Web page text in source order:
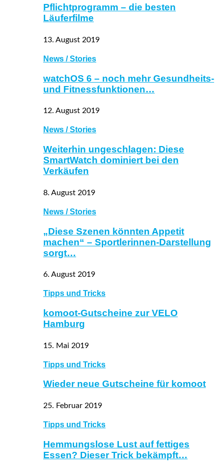
Pflichtprogramm – die besten
Läuferfilme
13. August 2019
News / Stories
watchOS 6 – noch mehr Gesundheits-
und Fitnessfunktionen…
12. August 2019
News / Stories
Weiterhin ungeschlagen: Diese
SmartWatch dominiert bei den
Verkäufen
8. August 2019
News / Stories
„Diese Szenen könnten Appetit
machen“ – Sportlerinnen-Darstellung
sorgt…
6. August 2019
Tipps und Tricks
komoot-Gutscheine zur VELO
Hamburg
15. Mai 2019
Tipps und Tricks
Wieder neue Gutscheine für komoot
25. Februar 2019
Tipps und Tricks
Hemmungslose Lust auf fettiges
Essen? Dieser Trick bekämpft…